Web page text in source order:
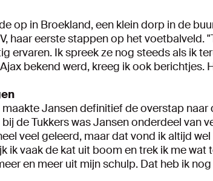
op in Broekland, een klein dorp in de
haar eerste stappen op het voetbalveld.
ervaren. Ik spreek ze nog steeds als ik
bekend werd, kreeg ik ook berichtjes.
maakte Jansen definitief de overstap
de Tukkers was Jansen onderdeel van
veel geleerd, maar dat vond ik altijd
ik vaak de kat uit boom en trek ik me
en meer uit mijn schulp. Dat heb ik